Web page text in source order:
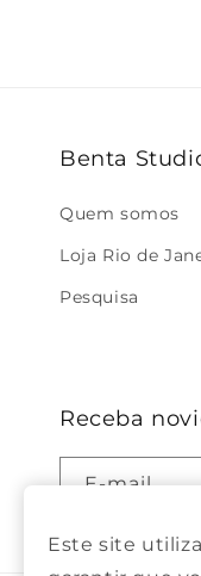
Benta
Quem somos
Loja Rio de
Pesquisa
Receba
E-mail
Este site